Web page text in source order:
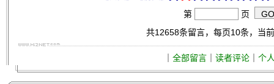
第
页
共12658条留言，每页10条，当
全部留言｜ 读者评论｜ 个